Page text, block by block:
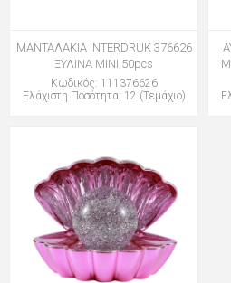
ΜΑΝΤΑΛΑΚΙΑ INTERDRUK 376626
ΞΥΛΙΝΑ MINI 50pcs
Κωδικός: 111376626
Ελάχιστη Ποσότητα: 12 (Τεμάχιο)